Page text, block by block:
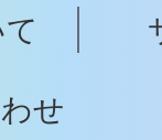
へ
せ